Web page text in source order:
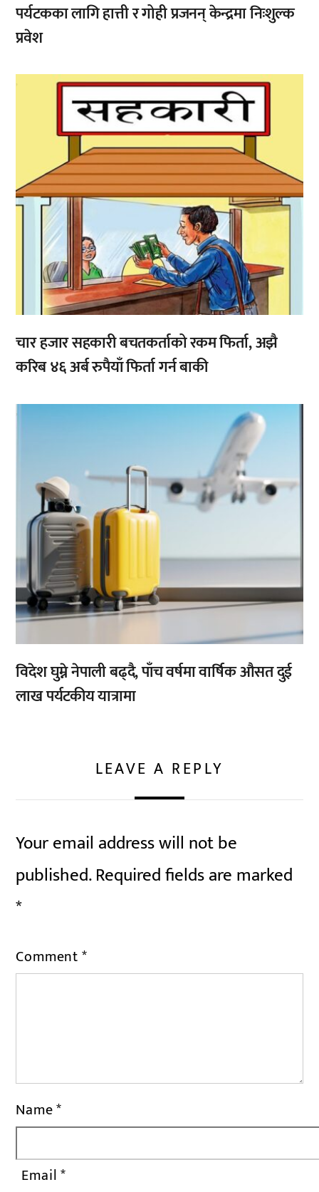
पर्यटकका लागि हात्ती र गोही प्रजनन् केन्द्रमा निःशुल्क
प्रवेश
,
चार हजार सहकारी बचतकर्ताको रकम फिर्ता, अझै
करिब ४६ अर्ब रुपैयाँ फिर्ता गर्न बाकी
,
विदेश घुम्ने नेपाली बढ्दै, पाँच वर्षमा वार्षिक औसत दुई
लाख पर्यटकीय यात्रामा
LEAVE A REPLY
Your email address will not be
published.Required fields are marked
*
Comment*
Name*
Email*